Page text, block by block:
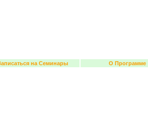
на Семинары О Программе